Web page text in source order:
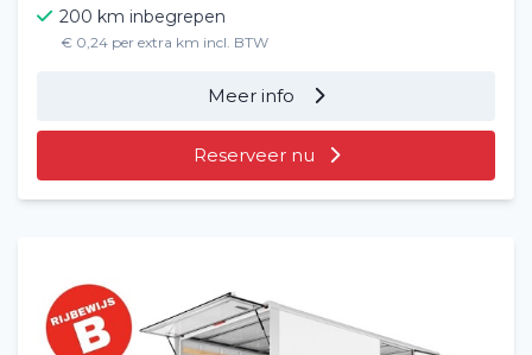
200 km inbegrepen
€ 0,24 per extra km incl. BTW
Meer info
Reserveer nu